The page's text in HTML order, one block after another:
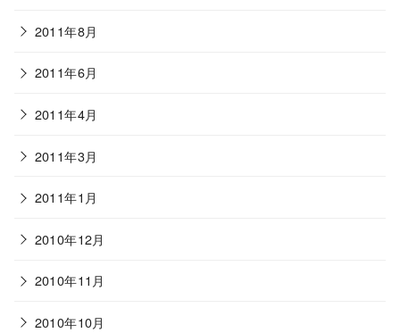
2011年8月
2011年6月
2011年4月
2011年3月
2011年1月
2010年12月
2010年11月
2010年10月